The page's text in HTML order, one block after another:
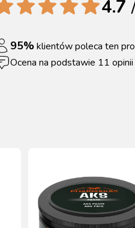
4.7
95%klientów poleca ten
Ocena na podstawie 11 opinii